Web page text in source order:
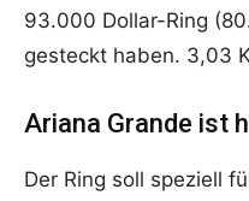
93.000 Dollar-Ring
gesteckt haben. 3,03
Ariana Grande ist
Der Ring soll speziell